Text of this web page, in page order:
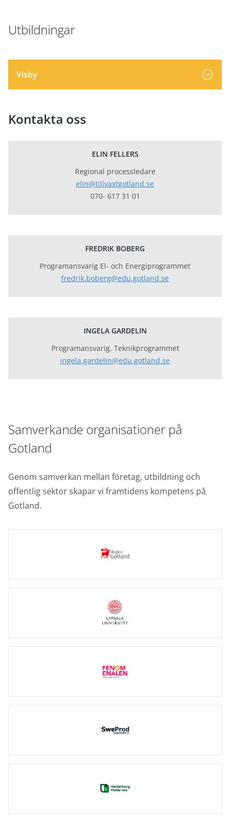
Utbildningar
Visby
Kontakta oss
ELIN FELLERS
Regional processledare
elin@tillvaxtgotland.se
070- 617 31 01
FREDRIK BOBERG
Programansvarig El- och Energiprogrammet
fredrik.boberg@edu.gotland.se
INGELA GARDELIN
Programansvarig, Teknikprogrammet
ingela.gardelin@edu.gotland.se
Samverkande organisationer på
Gotland
Genom samverkan mellan företag, utbildning och
offentlig sektor skapar vi framtidens kompetens på
Gotland.